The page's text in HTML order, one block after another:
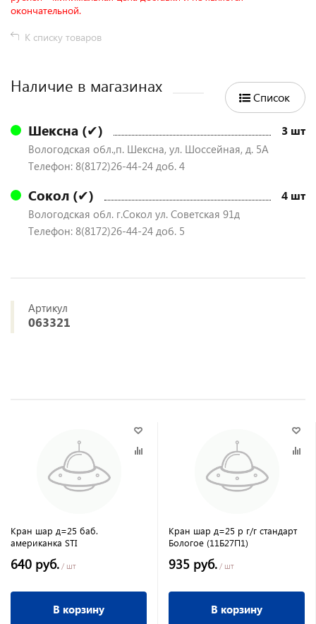
окончательной.
К списку товаров
Наличие в магазинах
Список
Шексна (✔) 3 шт
Вологодская обл.,п. Шексна, ул. Шоссейная, д. 5А
Телефон: 8(8172)26-44-24 доб. 4
Сокол (✔) 4 шт
Вологодская обл. г.Сокол ул. Советская 91д
Телефон: 8(8172)26-44-24 доб. 5
Артикул
063321
Кран шар д=25 баб.
американка STI
640 руб. / шт
В корзину
Кран шар д=25 р г/г стандарт
Бологое (11Б27П1)
935 руб. / шт
В корзину